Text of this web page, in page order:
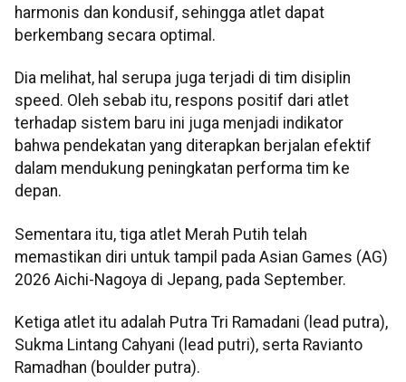
harmonis dan kondusif, sehingga atlet dapat
berkembang secara optimal.
Dia melihat, hal serupa juga terjadi di tim disiplin
speed. Oleh sebab itu, respons positif dari atlet
terhadap sistem baru ini juga menjadi indikator
bahwa pendekatan yang diterapkan berjalan efektif
dalam mendukung peningkatan performa tim ke
depan.
Sementara itu, tiga atlet Merah Putih telah
memastikan diri untuk tampil pada Asian Games (AG)
2026 Aichi-Nagoya di Jepang, pada September.
Ketiga atlet itu adalah Putra Tri Ramadani (lead putra),
Sukma Lintang Cahyani (lead putri), serta Ravianto
Ramadhan (boulder putra).